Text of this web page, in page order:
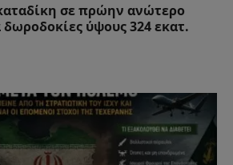
σε πρώην ανώτερο
ύψους 324 εκατ.